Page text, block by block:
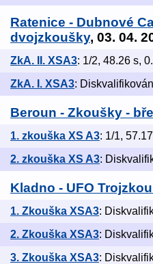
Ratenice - Dubnové
dvojzkoušky, 03. 04.
ZkA. II. XSA3: 1/2, 48.26 s,
ZkA. I. XSA3: Diskvalifikován
Beroun - Zkoušky -
1. zkouška XS A3: 1/1,
2. zkouška XS A3:
Kladno - UFO
1. Zkouška XSA3:
2. Zkouška XSA3:
3. Zkouška XSA3: